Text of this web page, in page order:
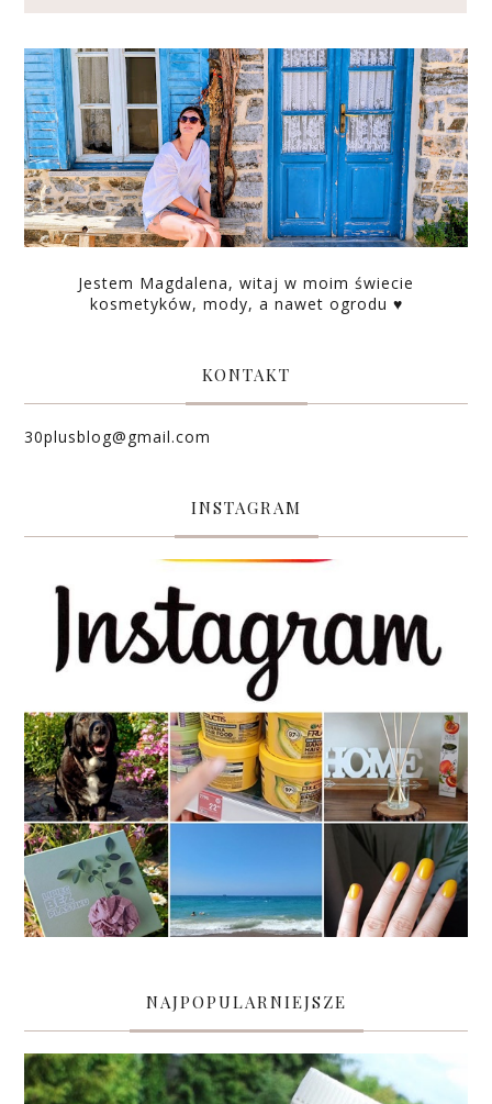
Jestem Magdalena, witaj w moim świecie
kosmetyków, mody, a nawet ogrodu ♥
KONTAKT
30plusblog@gmail.com
INSTAGRAM
NAJPOPULARNIEJSZE